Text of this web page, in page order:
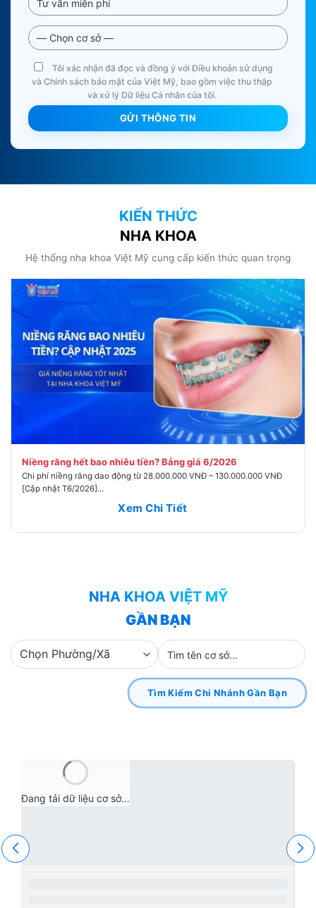
Tôi xác nhận đã đọc và đồng ý với Điều khoản sử dụng
và Chính sách bảo mật của Việt Mỹ, bao gồm việc thu thập
và xử lý Dữ liệu Cá nhân của tôi.
KIẾN THỨC
NHA KHOA
Hệ thống nha khoa Việt Mỹ cung cấp kiến thức quan trọng
Niềng răng hết bao nhiêu tiền? Bảng giá 6/2026
Chi phí niềng răng dao động từ 28.000.000 VNĐ – 130.000.000 VNĐ
[Cập nhật T6/2026]...
Xem Chi Tiết
NHA KHOA VIỆT MỸ
GẦN BẠN
Tìm Kiếm Chi Nhánh Gần Bạn
Đang tải dữ liệu cơ sở…